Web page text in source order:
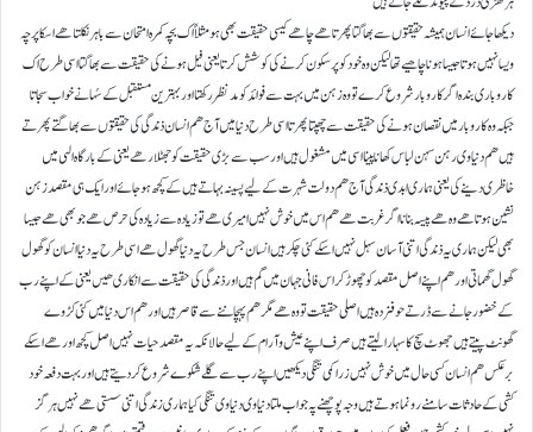
دیکھا جائے انسان ہمیشہ حقیقتوں سے بھاگتا پھرتا ھے چاھے کیسی حقیقت بھی ہو مثلاً اک بچہ کمرہ امتحان سے باہر نکلتا ھے اسکا پرچہ
ویسا نہیں ہوتا جیسا ہونا چاھیے تھا لیکن وہ خود کو پر سکون کرنے کی کوشش کرتا یعنی فیل ہونے کی حقیقت سے بھاگتا اسی طرح اک
کاروباری بندہ اگر کاروبار شروع کرے تو وہ زہن میں بہت سے فوائد کو مد نظر رکھتا اور بہترین مستقبل کے سُہانے خواب سجاتا
جبکہ وہ کاروبار میں نقصان ہونے کی حقیقت سے چھپتا پھرتا اسی طرح دنیا میں آج ھم انسان ذندگی کی حقیقتوں سے بھاگتے پھرتے
ہیں ھم دنیاوی رہن سہن لباس کھانا پینا اسی میں مشغول ہیں اور سب سے بڑی حقیقت کو جھٹلا رھے یعنی کے بارگاہ الہی میں
خاظری دینے کی یعنی ہماری ابدی ذندگی آج ھم دولت شہرت کے لیے پسینہ بہاتے ہیں کے کچھ ہو جائے اور ایک ہی مقصد زہن
نشین ہوتا ھے وہ ھے پیسہ بنانا اگر غربت ھے ھم اس میں خوش نہیں امیری ھے تو زیادہ سے زیادہ کی حرص ھے جو بھی ھے جیسا
بھی لیکن ہماری یہ ذندگی اتنی آسان سہل نہیں اسکے کئی چکر ہیں انسان جس طرح یہ دنیا گھول ھے اسی طرح یہ دنیا انسان کو گھول
گھول گھماتی اور ھم اپنے اصل مقصد کو چھوڑ کر اس فانی جہان میں گم ہیں اور ذندگی کی حقیقت سے انکاری ھیں یعنی کے اپنے رب
کے خضور جانے سے ڈرتے حوفزدہ ہیں اصلی حقیقت تو وہ ھے مگر ھم پہچاننے سے قاصر ہیں اور ھم اس دنیا میں کئی کڑوے
گھونٹ پیتے ہیں جھوٹ سچ کا سہارا لیتے ہیں صرف اپنے عیش و آرام کے لیے حالانکہ یہ مقصد حیات نہیں اصل کچھ اور ھے اسکے
برعکس ھم انسان کسی حال میں خوش نہیں زرا کمی تنگی دیکھیں اپنے رب سے گلے شکوے شروع کر دیتے ہیں اور بہت دفعہ خود
کشی کے حادثات سامنے رونما ہوتے ہیں وجہ پوچھنے پہ جواب ملتا دنیاوی دنیاوی تنگی کیا ہماری زندگی اتنی سستی ھے نہیں ہرگز